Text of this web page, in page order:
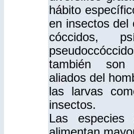
hábito
en insectos del
cóccidos,
también son
aliados del
las larvas
insectos.
Las